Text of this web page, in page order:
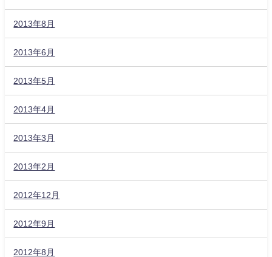
2013年8月
2013年6月
2013年5月
2013年4月
2013年3月
2013年2月
2012年12月
2012年9月
2012年8月